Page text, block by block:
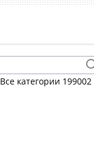
Все категории 199002